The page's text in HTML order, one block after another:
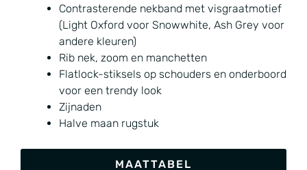
MAATTABEL
Contrasterende nekband met visgraatmotief
(Light Oxford voor Snowwhite, Ash Grey voor
andere kleuren)
Rib nek, zoom en manchetten
Flatlock-stiksels op schouders en onderboord
voor een trendy look
Zijnaden
Halve maan rugstuk